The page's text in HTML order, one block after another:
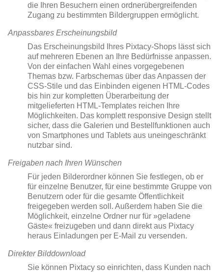
die Ihren Besuchern einen ordnerübergreifenden
Zugang zu bestimmten Bildergruppen ermöglicht.
Anpassbares Erscheinungsbild
Das Erscheinungsbild Ihres Pixtacy-Shops lässt sich
auf mehreren Ebenen an Ihre Bedürfnisse anpassen.
Von der einfachen Wahl eines vorgegebenen
Themas bzw. Farbschemas über das Anpassen der
CSS-Stile und das Einbinden eigenen HTML-Codes
bis hin zur kompletten Überarbeitung der
mitgelieferten HTML-Templates reichen Ihre
Möglichkeiten. Das komplett responsive Design stellt
sicher, dass die Galerien und Bestellfunktionen auch
von Smartphones und Tablets aus uneingeschränkt
nutzbar sind.
Freigaben nach Ihren Wünschen
Für jeden Bilderordner können Sie festlegen, ob er
für einzelne Benutzer, für eine bestimmte Gruppe von
Benutzern oder für die gesamte Öffentlichkeit
freigegeben werden soll. Außerdem haben Sie die
Möglichkeit, einzelne Ordner nur für »geladene
Gäste« freizugeben und dann direkt aus Pixtacy
heraus Einladungen per E-Mail zu versenden.
Direkter Bilddownload
Sie können Pixtacy so einrichten, dass Kunden nach